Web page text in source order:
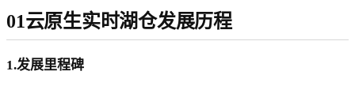
01云原生实时湖仓发展历程
1.发展里程碑